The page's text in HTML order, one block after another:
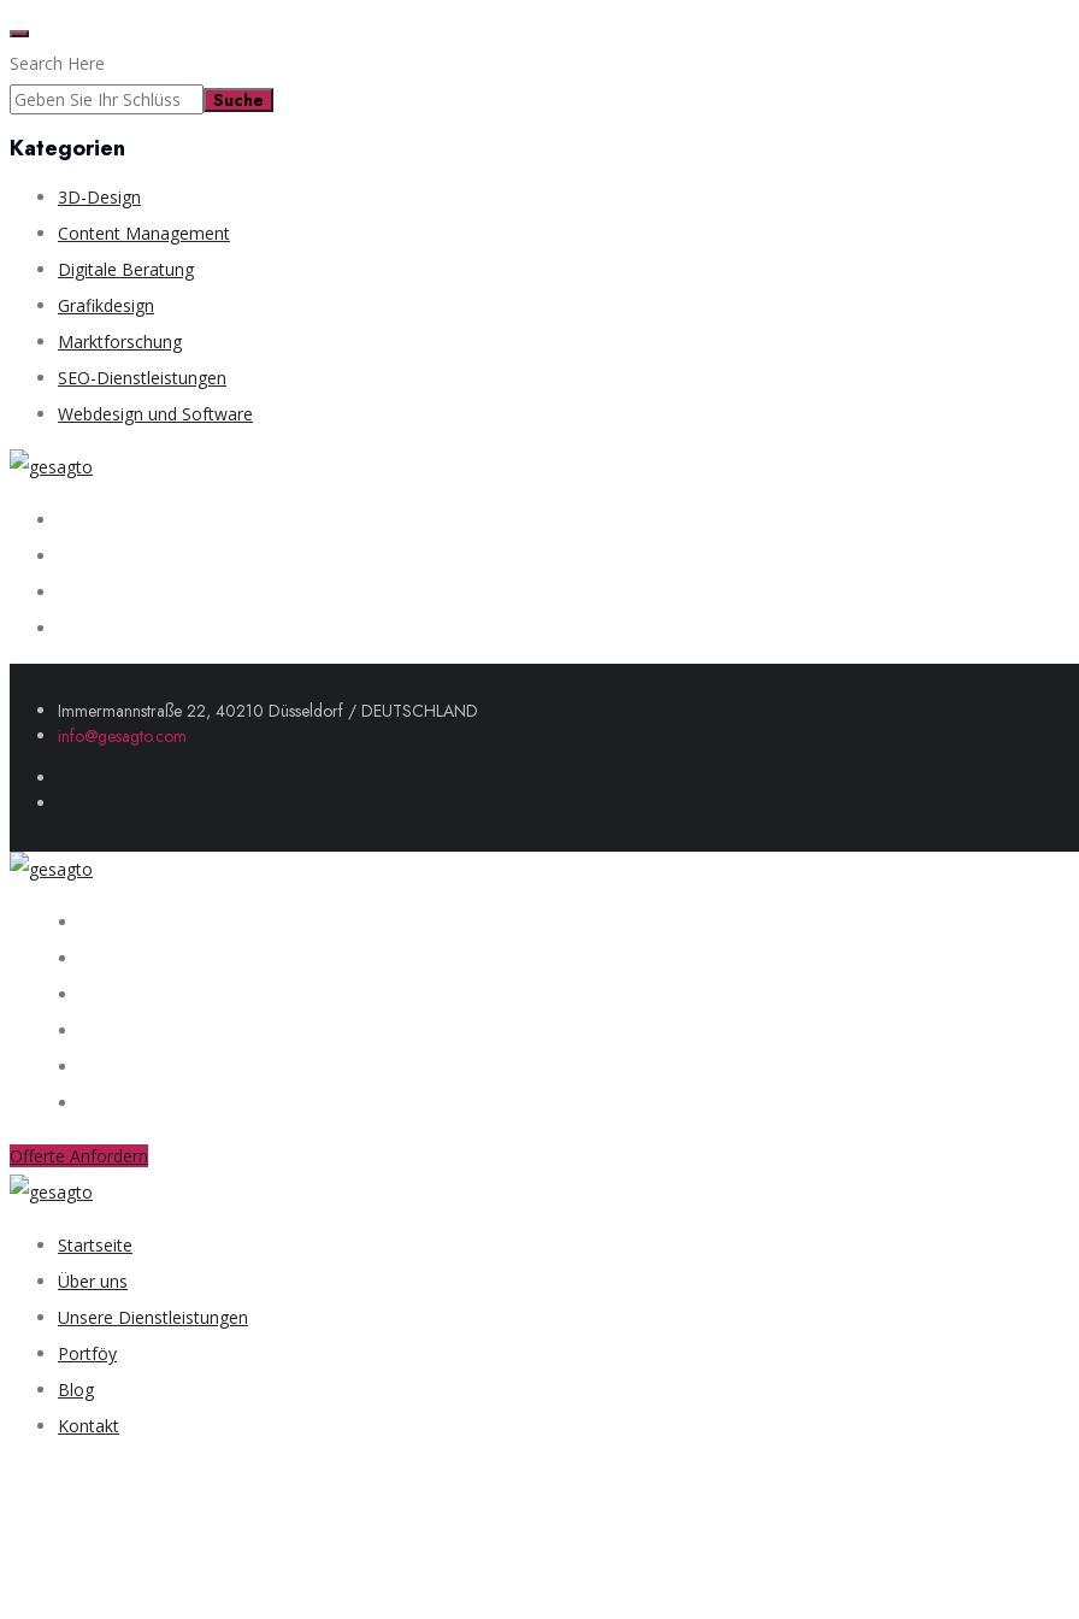
Search Here
Suche
Kategorien
3D-Design
Content Management
Digitale Beratung
Grafikdesign
Marktforschung
SEO-Dienstleistungen
Webdesign und Software
Immermannstraße 22, 40210 Düsseldorf / DEUTSCHLAND
info@gesagto.com
Offerte Anfordern
Startseite
Über uns
Unsere Dienstleistungen
Portföy
Blog
Kontakt